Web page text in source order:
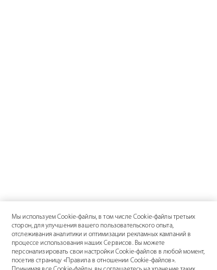
Мы используем Cookie-файлы, в том числе Cookie-файлы третьих
сторон, для улучшения вашего пользовательского опыта,
отслеживания аналитики и оптимизации рекламных кампаний в
процессе использования наших Сервисов. Вы можете
персонализировать свои настройки Cookie-файлов в любой момент,
посетив страницу «Правила в отношении Cookie-файлов».